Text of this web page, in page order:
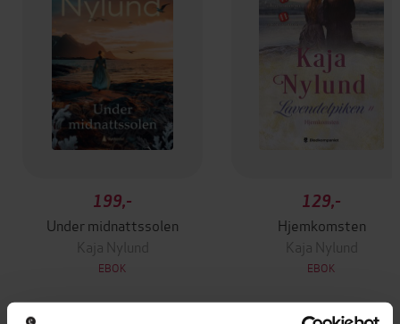
199,-
Under midnattssolen
Kaja Nylund
EBOK
129,-
Hjemkomsten
Kaja Nylund
EBOK